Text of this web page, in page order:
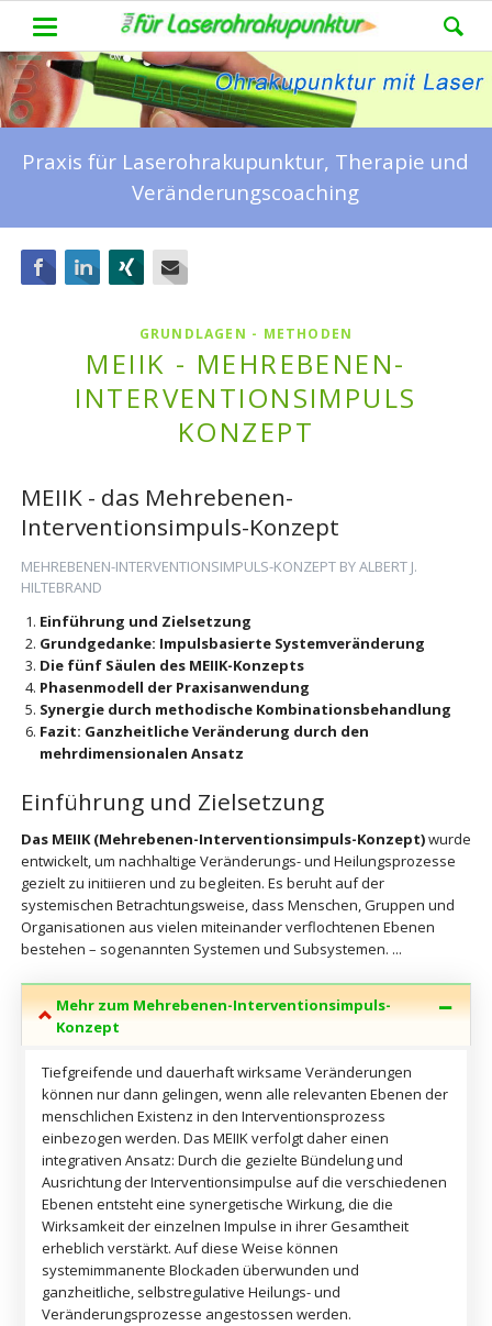
Praxis für Laserohrakupunktur, Therapie und
Veränderungscoaching
FacebookLinkedIn Xing
GRUNDLAGEN - METHODEN
MEIIK - MEHREBENEN-
INTERVENTIONSIMPULS
KONZEPT
MEIIK - das Mehrebenen-
Interventionsimpuls-Konzept
MEHREBENEN-INTERVENTIONSIMPULS-KONZEPT BY ALBERT J.
HILTEBRAND
Einführung und Zielsetzung
Grundgedanke: Impulsbasierte Systemveränderung
Die fünf Säulen des MEIIK-Konzepts
Phasenmodell der Praxisanwendung
Synergie durch methodische Kombinationsbehandlung
Fazit: Ganzheitliche Veränderung durch den
mehrdimensionalen Ansatz
Einführung und Zielsetzung
Das MEIIK (Mehrebenen-Interventionsimpuls-Konzept)wurde
entwickelt, um nachhaltige Veränderungs- und Heilungsprozesse
gezielt zu initiieren und zu begleiten. Es beruht auf der
systemischen Betrachtungsweise, dass Menschen, Gruppen und
Organisationen aus vielen miteinander verflochtenen Ebenen
bestehen – sogenannten Systemen und Subsystemen. ...
Mehr zum Mehrebenen-Interventionsimpuls-
Konzept
Tiefgreifende und dauerhaft wirksame Veränderungen
können nur dann gelingen, wenn alle relevanten Ebenen der
menschlichen Existenz in den Interventionsprozess
einbezogen werden. Das MEIIK verfolgt daher einen
integrativen Ansatz: Durch die gezielte Bündelung und
Ausrichtung der Interventionsimpulse auf die verschiedenen
Ebenen entsteht eine synergetische Wirkung, die die
Wirksamkeit der einzelnen Impulse in ihrer Gesamtheit
erheblich verstärkt. Auf diese Weise können
systemimmanente Blockaden überwunden und
ganzheitliche, selbstregulative Heilungs- und
Veränderungsprozesse angestossen werden.